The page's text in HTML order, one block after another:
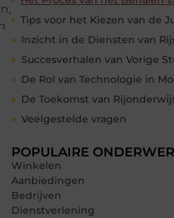
Inzicht in de Diensten van
Succesverhalen van Vorige
De Toekomst van
Veelgestelde vragen
POPULAIRE
Winkelen
Aanbiedingen
Bedrijven
Dienstverlening